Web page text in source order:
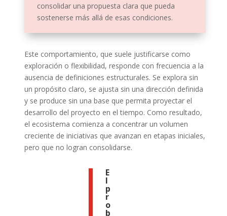
consolidar una propuesta clara que pueda
sostenerse más allá de esas condiciones.
Este comportamiento, que suele justificarse como
exploración o flexibilidad, responde con frecuencia a la
ausencia de definiciones estructurales. Se explora sin
un propósito claro, se ajusta sin una dirección definida
y se produce sin una base que permita proyectar el
desarrollo del proyecto en el tiempo. Como resultado,
el ecosistema comienza a concentrar un volumen
creciente de iniciativas que avanzan en etapas iniciales,
pero que no logran consolidarse.
E
l
p
r
o
b